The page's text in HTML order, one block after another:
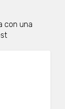
con una